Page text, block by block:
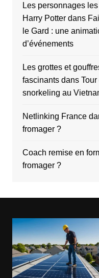
Les personnages
Harry Potterdans
le Gard : une
d’événements
Les grottes et
fascinantsdans
snorkeling au
Netlinking France
fromager ?
Coach remise en
fromager ?